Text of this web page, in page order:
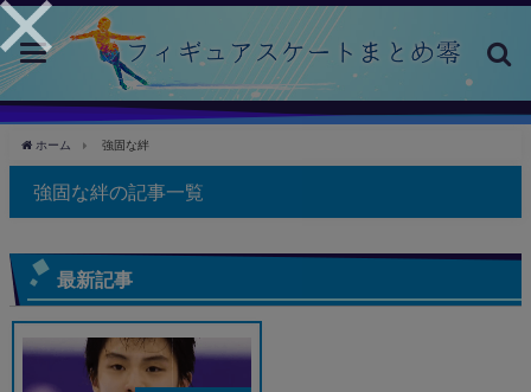
toggle
navigation
ホーム 強固な絆
強固な絆の記事一覧
最新記事